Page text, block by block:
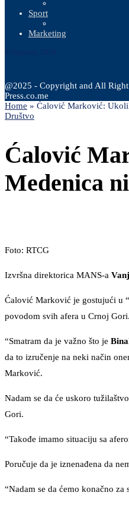
Sport
Marketing
@2025 - Copyright and All Right
Press.co.me
Home » Ćalović Marković:
Društvo
Ćalović
Medenica
Foto: RTCG
Izvršna direktorica MANS-a
Ćalović Marković je gostujući u
povodom svih afera u Crnoj Gori.
“Smatram da je važno što je
da to izručenje na neki način
Marković.
Nadam se da će uskoro
Gori.
“Takođe imamo situaciju sa
Poručuje da je iznenađena da
“Nadam se da ćemo konačno